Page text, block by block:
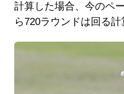
計算した場合、今のペ
ら720ラウンドは回る計